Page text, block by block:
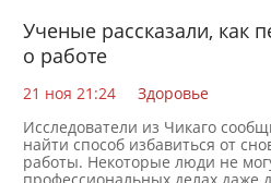
Ученые рассказали, как
о работе
21 ноя 21:24
Здоровье
Исследователи из Чикаго
найти способ избавиться от
работы. Некоторые люди не